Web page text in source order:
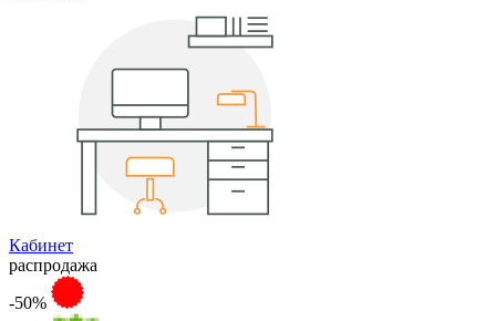
Кабинет
распродажа
-50%